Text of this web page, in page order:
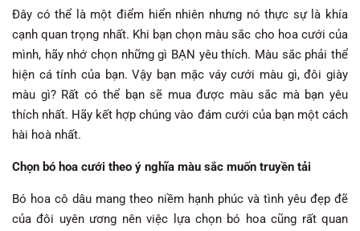
Đây có thể là một điểm hiển nhiên nhưng nó thực sự là khía
cạnh quan trọng nhất. Khi bạn chọn màu sắc cho hoa cưới của
mình, hãy nhớ chọn những gì BẠN yêu thích. Màu sắc phải thể
hiện cá tính của bạn. Vậy bạn mặc váy cưới màu gì, đôi giày
màu gì? Rất có thể bạn sẽ mua được màu sắc mà bạn yêu
thích nhất. Hãy kết hợp chúng vào đám cưới của bạn một cách
hài hoà nhất.
Chọn bó hoa cưới theo ý nghĩa màu sắc muốn truyền tải
Bó hoa cô dâu mang theo niềm hạnh phúc và tình yêu đẹp đẽ
của đôi uyên ương nên việc lựa chọn bó hoa cũng rất quan